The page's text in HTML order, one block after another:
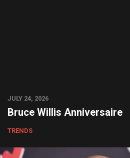
JULY 24, 2026
Bruce Willis Anniversaire
TRENDS